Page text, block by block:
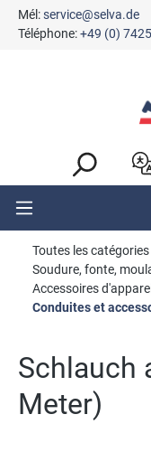
principal
Mél:service@selva.de
Téléphone:+49 (0)
Toutes les catégories
Soudure, fonte,
Accessoires
Conduites et
Schlauch
Meter)